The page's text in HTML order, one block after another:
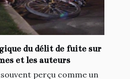
du délit de fuite sur
et les auteurs
perçu comme un